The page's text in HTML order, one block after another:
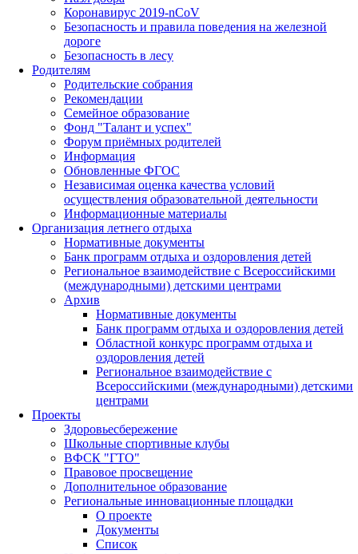
Коронавирус 2019-nCoV
Безопасность и правила поведения на железной
дороге
Безопасность в лесу
Родителям
Родительские собрания
Рекомендации
Семейное образование
Фонд "Талант и успех"
Форум приёмных родителей
Информация
Обновленные ФГОС
Независимая оценка качества условий
осуществления образовательной деятельности
Информационные материалы
Организация летнего отдыха
Нормативные документы
Банк программ отдыха и оздоровления детей
Региональное взаимодействие с Всероссийскими
(международными) детскими центрами
Архив
Нормативные документы
Банк программ отдыха и оздоровления детей
Областной конкурс программ отдыха и
оздоровления детей
Региональное взаимодействие с
Всероссийскими (международными) детскими
центрами
Проекты
Здоровьесбережение
Школьные спортивные клубы
ВФСК "ГТО"
Правовое просвещение
Дополнительное образование
Региональные инновационные площадки
О проекте
Документы
Список